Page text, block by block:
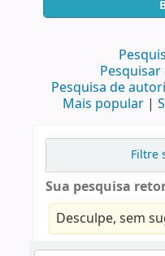
Pesquisa de
Mais popular
Filtre
Sua pesquisa
Desculpe, sem